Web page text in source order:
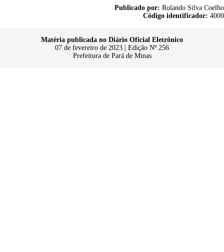
Publicado por: Rolando Silva Coelho
Código identificador: 4000
Matéria publicada no Diário Oficial Eletrônico
07 de fevereiro de 2023 | Edição Nº 256
Prefeitura de Pará de Minas